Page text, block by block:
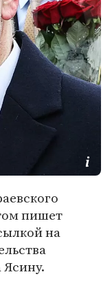
пишет
на